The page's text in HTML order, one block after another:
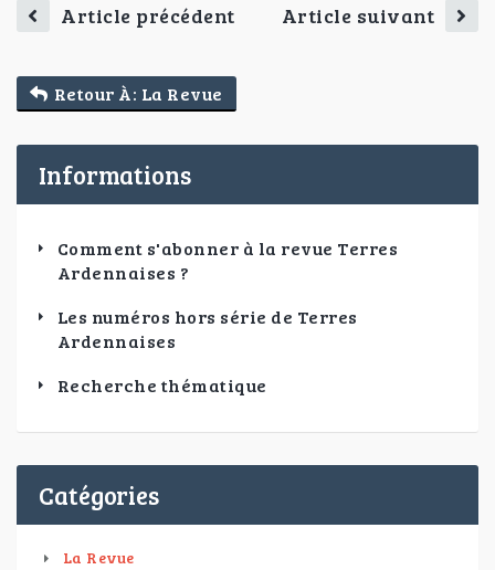
Informations
Comment s'abonner à la revue Terres
Ardennaises ?
Les numéros hors série de Terres
Ardennaises
Recherche thématique
Catégories
La Revue
Article précédent Article suivant
Retour À: La Revue